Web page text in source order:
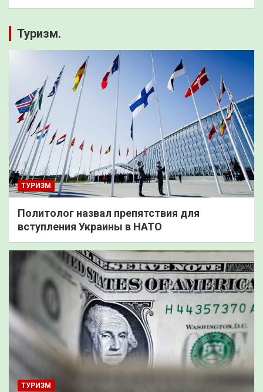
Туризм.
ТУРИЗМ
Политолог назвал препятствия для
вступления Украины в НАТО
ТУРИЗМ